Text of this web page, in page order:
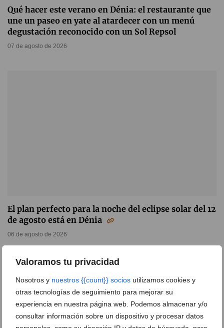
Valoramos tu privacidad
Nosotros y nuestros {{count}} socios utilizamos cookies y
otras tecnologías de seguimiento para mejorar su
experiencia en nuestra página web. Podemos almacenar y/o
consultar información sobre un dispositivo y procesar datos
Qué hacer este verano en Dénia: el restaurante que
une un paseo en yate al atardecer con un menú
degustación reconocido con un Sol Repsol
07 de agosto de 2026
El plan perfecto para la noche del eclipse solar del 12
de agosto está en Dénia
06 de agosto de 2026